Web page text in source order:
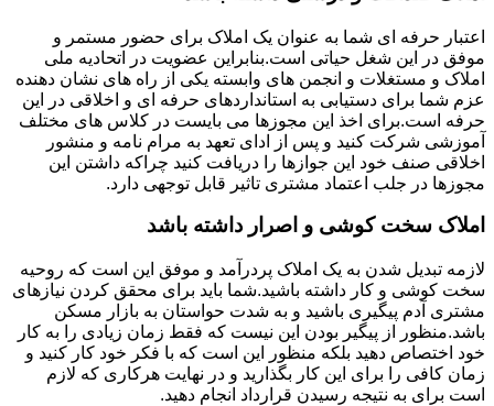
اعتبار حرفه ای شما به عنوان یک املاک برای حضور مستمر و
موفق در این شغل حیاتی است.بنابراین عضویت در اتحادیه ملی
املاک و مستغلات و انجمن های وابسته یکی از راه های نشان دهنده
عزم شما برای دستیابی به استانداردهای حرفه ای و اخلاقی در این
حرفه است.برای اخذ این مجوزها می بایست در کلاس های مختلف
آموزشی شرکت کنید و پس از ادای تعهد به مرام نامه و منشور
اخلاقی صنف خود این جوازها را دریافت کنید چراکه داشتن این
مجوزها در جلب اعتماد مشتری تاثیر قابل توجهی دارد.
املاک سخت کوشی و اصرار داشته باشد
لازمه تبدیل شدن به یک املاک پردرآمد و موفق این است که روحیه
سخت کوشی و کار داشته باشید.شما باید برای محقق کردن نیازهای
مشتری آدم پیگیری باشید و به شدت حواستان به بازار مسکن
باشد.منظور از پیگیر بودن این نیست که فقط زمان زیادی را به کار
خود اختصاص دهید بلکه منظور این است که با فکر خود کار کنید و
زمان کافی را برای این کار بگذارید و در نهایت هرکاری که لازم
است برای به نتیجه رسیدن قرارداد انجام دهید.